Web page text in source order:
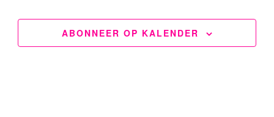
ABONNEER OP KALENDER